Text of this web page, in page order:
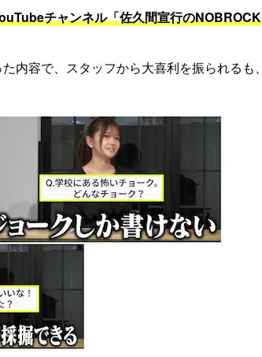
チャンネル「佐久間宣行のNOBROCK
内容で、スタッフから大喜利を振られるも、